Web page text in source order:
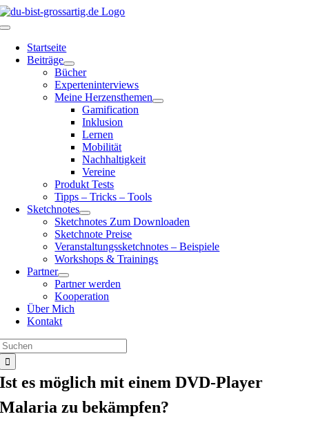
Zum
Inhalt
Toggle
NavigationStartseite
Beiträge
Bücher
Experteninterviews
Meine Herzensthemen
Gamification
Inklusion
Lernen
Mobilität
Nachhaltigkeit
Vereine
Produkt Tests
Tipps – Tricks – Tools
Sketchnotes
Sketchnotes Zum Downloaden
Sketchnote Preise
Veranstaltungssketchnotes – Beispiele
Workshops & Trainings
Partner
Partner werden
Kooperation
Über Mich
Kontakt
Ist es möglich mit einem DVD-Player
Malaria zu bekämpfen?